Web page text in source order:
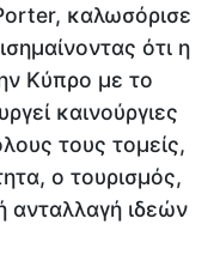
καλωσόρισε
ότι η
Κύπρο με το
καινούργιες
τους τομείς,
ο τουρισμός,
ανταλλαγή ιδεών